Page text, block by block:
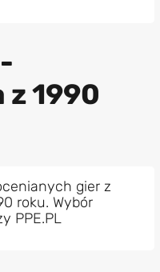
z 1990
gier z
roku. Wybór
PPE.PL